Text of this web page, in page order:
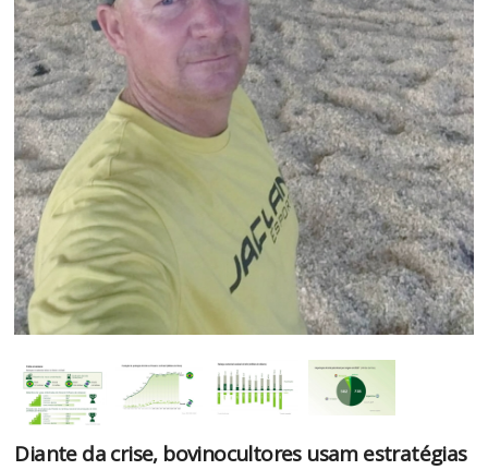
Diante da crise, bovinocultores usam estratégias